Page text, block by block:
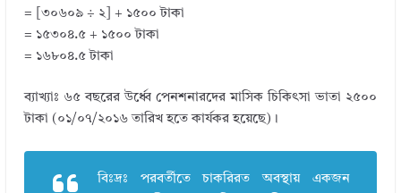
= [৩০৬০৯ ÷ ২] + ১৫০০ টাকা
= ১৫৩০৪.৫ + ১৫০০ টাকা
= ১৬৮০৪.৫ টাকা
ব্যাখ্যাঃ ৬৫ বছরের উর্ধ্বে পেনশনারদের মাসিক চিকিৎসা ভাতা ২৫০০
টাকা (০১/০৭/২০১৬ তারিখ হতে কার্যকর হয়েছে)।
বিঃদ্রঃ পরবর্তীতে চাকরিরত অবস্থায় একজন